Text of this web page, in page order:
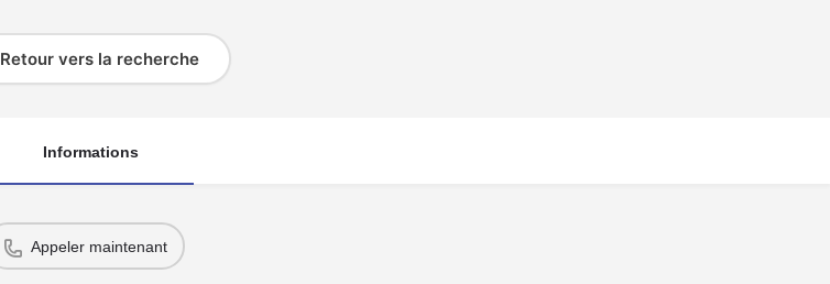
Retour vers la recherche
Informations
Appeler maintenant